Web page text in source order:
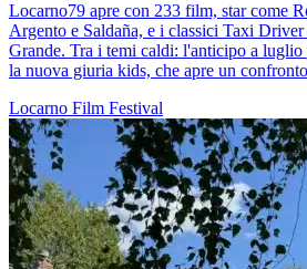
Locarno79 apre con 233 film, star come
Argento e Saldaña, e i classici Taxi
Grande. Tra i temi caldi: l'anticipo a
la nuova giuria kids, che apre un
Locarno Film Festival